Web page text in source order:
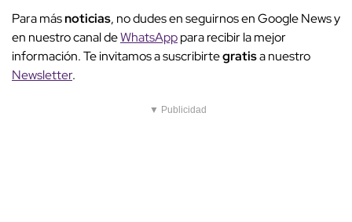
Para másnoticias, no dudes en seguirnos en Google News y
en nuestro canal deWhatsApppara recibir la mejor
información. Te invitamos a suscribirtegratisa nuestro
Newsletter.
▼ Publicidad